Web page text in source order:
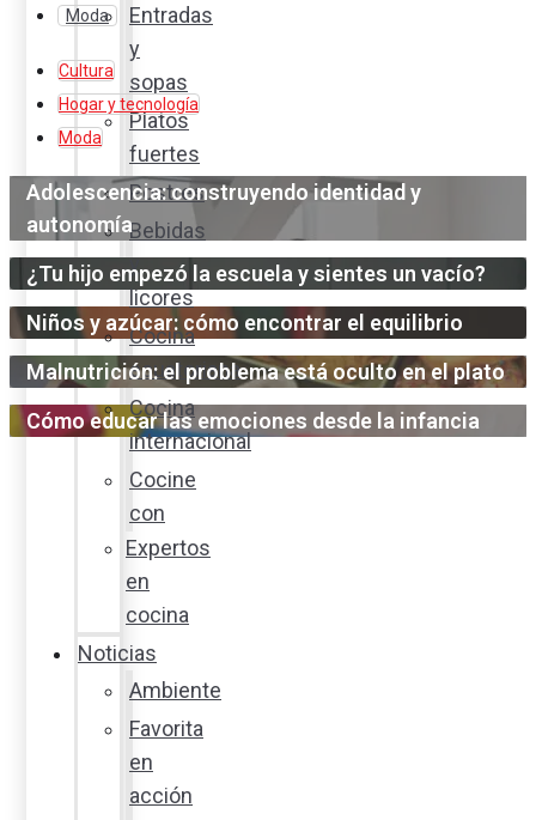
Entradas
y
sopas
Platos
fuertes
Postres
Bebidas
y
licores
Cocina
ecuatoriana
Cocina
internacional
Cocine
con
Expertos
en
cocina
Noticias
Ambiente
Favorita
en
acción
Moda
Cultura
Hogar y tecnología
Moda
Adolescencia: construyendo identidad y
autonomía
¿Tu hijo empezó la escuela y sientes un vacío?
Niños y azúcar: cómo encontrar el equilibrio
Malnutrición: el problema está oculto en el plato
Cómo educar las emociones desde la infancia